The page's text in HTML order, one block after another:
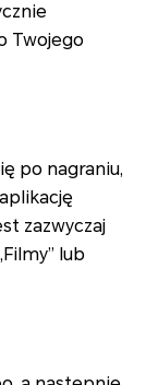
Twojego
po nagraniu,
zazwyczaj
lub